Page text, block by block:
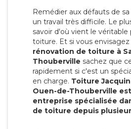
Remédier aux défauts de
un travail très difficile. Le
savoir d'où vient le véritable
toiture. Et si vous
rénovation de toiture à
Thouberville sachez que
rapidement si c'est un
en charge. Toiture
Ouen-de-Thouberville
entreprise spécialisée
de toiture depuis